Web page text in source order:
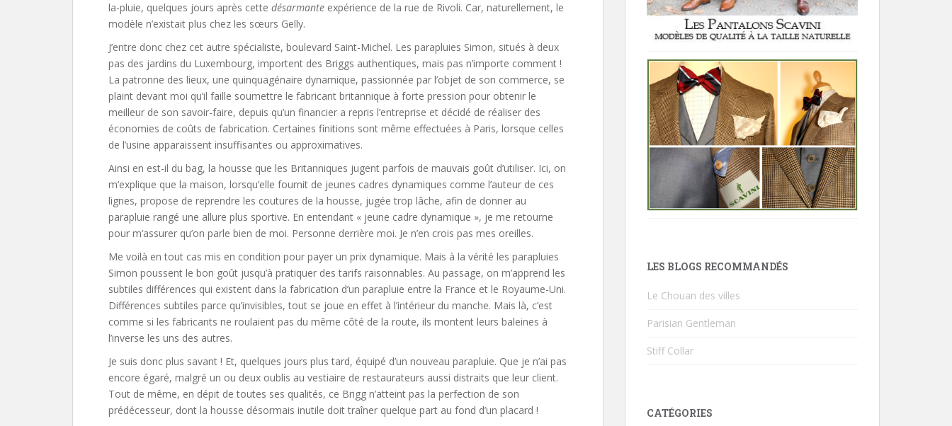
la-pluie, quelques jours après cette désarmante expérience de la rue de Rivoli. Car, naturellement, le
modèle n’existait plus chez les sœurs Gelly.
J’entre donc chez cet autre spécialiste, boulevard Saint-Michel. Les parapluies Simon, situés à deux
pas des jardins du Luxembourg, importent des Briggs authentiques, mais pas n’importe comment !
La patronne des lieux, une quinquagénaire dynamique, passionnée par l’objet de son commerce, se
plaint devant moi qu’il faille soumettre le fabricant britannique à forte pression pour obtenir le
meilleur de son savoir-faire, depuis qu’un financier a repris l’entreprise et décidé de réaliser des
économies de coûts de fabrication. Certaines finitions sont même effectuées à Paris, lorsque celles
de l’usine apparaissent insuffisantes ou approximatives.
Ainsi en est-il du bag, la housse que les Britanniques jugent parfois de mauvais goût d’utiliser. Ici, on
m’explique que la maison, lorsqu’elle fournit de jeunes cadres dynamiques comme l’auteur de ces
lignes, propose de reprendre les coutures de la housse, jugée trop lâche, afin de donner au
parapluie rangé une allure plus sportive. En entendant « jeune cadre dynamique », je me retourne
pour m’assurer qu’on parle bien de moi. Personne derrière moi. Je n’en crois pas mes oreilles.
Me voilà en tout cas mis en condition pour payer un prix dynamique. Mais à la vérité les parapluies
Simon poussent le bon goût jusqu’à pratiquer des tarifs raisonnables. Au passage, on m’apprend les
subtiles différences qui existent dans la fabrication d’un parapluie entre la France et le Royaume-Uni.
Différences subtiles parce qu’invisibles, tout se joue en effet à l’intérieur du manche. Mais là, c’est
comme si les fabricants ne roulaient pas du même côté de la route, ils montent leurs baleines à
l’inverse les uns des autres.
Je suis donc plus savant ! Et, quelques jours plus tard, équipé d’un nouveau parapluie. Que je n’ai pas
encore égaré, malgré un ou deux oublis au vestiaire de restaurateurs aussi distraits que leur client.
Tout de même, en dépit de toutes ses qualités, ce Brigg n’atteint pas la perfection de son
prédécesseur, dont la housse désormais inutile doit traîner quelque part au fond d’un placard !
LES BLOGS RECOMMANDÉS
Le Chouan des villes
Parisian Gentleman
Stiff Collar
CATÉGORIES